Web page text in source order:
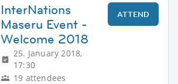
InterNations
Maseru Event -
Welcome 2018
25. January 2018,
17:30
19 attendees
ATTEND